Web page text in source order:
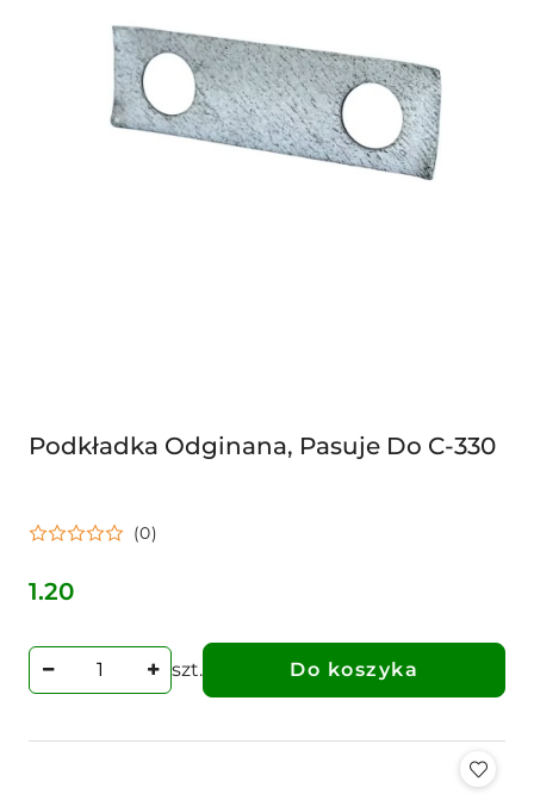
Podkładka Odginana, Pasuje Do C-330
(0)
Cena:
1.20
szt. Do koszyka